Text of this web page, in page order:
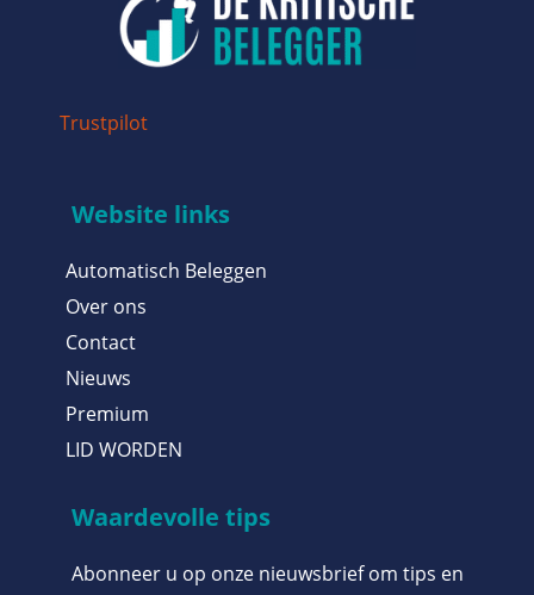
Trustpilot
Website links
Automatisch Beleggen
Over ons
Contact
Nieuws
Premium
LID WORDEN
Waardevolle tips
Abonneer u op onze nieuwsbrief om tips en